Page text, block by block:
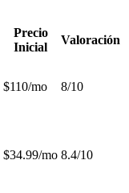
Precio
Inicial
Valoración
$110/mo 8/10
$34.99/mo 8.4/10